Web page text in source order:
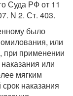
Суда РФ от 11
N 2. Ст. 403.
было
или
при применении
или
мягким
наказания